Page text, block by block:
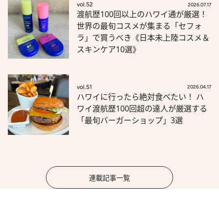
vol.52 2026.07.17
渡航歴100回以上のハワイ通が厳選！
世界の最旬コスメが集まる「セフォ
ラ」で買うべき《日本未上陸コスメ＆
スキンケア10選》
vol.51 2026.04.17
ハワイに行ったら絶対食べたい！ ハ
ワイ渡航歴100回超の達人が厳選する
「最旬バーガーショップ」3選
連載記事一覧